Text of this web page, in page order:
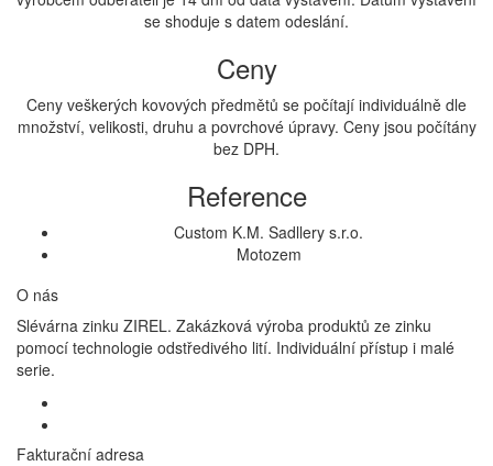
se shoduje s datem odeslání.
Ceny
Ceny veškerých kovových předmětů se počítají individuálně dle
množství, velikosti, druhu a povrchové úpravy. Ceny jsou počítány
bez DPH.
Reference
Custom K.M. Sadllery s.r.o.
Motozem
O nás
Slévárna zinku ZIREL. Zakázková výroba produktů ze zinku
pomocí technologie odstředivého lití. Individuální přístup i malé
serie.
Fakturační adresa